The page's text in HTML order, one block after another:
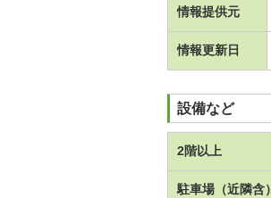
情報提供元
情報更新日
設備など
2階以上
駐車場（近隣含）